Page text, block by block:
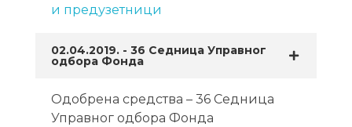
и предузетници
02.04.2019. - 36 Седница Управног
одбора Фонда
Одобрена средства – 36 Седница
Управног одбора Фонда